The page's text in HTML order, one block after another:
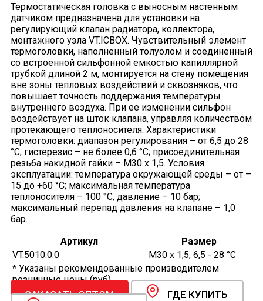
Термостатическая головка с выносным настенным
датчиком предназначена для установки на
регулирующий клапан радиатора, коллектора,
монтажного узла VT.ICBOX. Чувствительный элемент
термоголовки, наполненный толуолом и соединенный
со встроенной сильфонной емкостью капиллярной
трубкой длиной 2 м, монтируется на стену помещения
вне зоны тепловых воздействий и сквозняков, что
повышает точность поддержания температуры
внутреннего воздуха. При ее изменении сильфон
воздействует на шток клапана, управляя количеством
протекающего теплоносителя. Характеристики
термоголовки: диапазон регулирования – от 6,5 до 28
°С; гистерезис – не более 0,6 °С; присоединительная
резьба накидной гайки – М30 х 1,5. Условия
эксплуатации: температура окружающей среды – от –
15 до +60 °С; максимальная температура
теплоносителя – 100 °С, давление – 10 бар;
максимальный перепад давления на клапане – 1,0
бар.
Артикул
Размер
VT.5010.0.0
М30 х 1,5, 6,5 - 28 °C
* Указаны рекомендованные производителем
розничные цены (руб).
ЗАКАЗАТЬ ОПТОМ
ГДЕ КУПИТЬ